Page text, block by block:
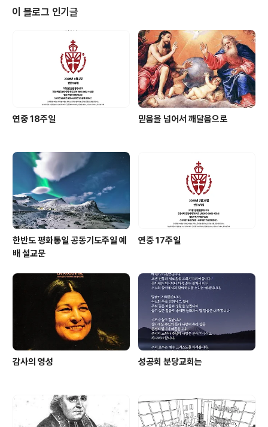
지난 두 주에 걸쳐 앞으로 2년간 교회를 위해 헌신할 교회
위원을 선출했습니다. 30일에 신자회장을 선출하고 사제
회장을 지명하면, 신자회장 사제회장 선출직 위원 4분, 당
연직 위원 2분 등 8분으로 교회위원회가 구성 됩니다. 신
자사역자는 의무봉사자로 교회위원들과 함께 섬기게 됩니
다. 신학자들은 16세기 종교개혁이 신자들..
이 블로그 인기글
연중 18주일 믿음을 넘어서 깨달음으로
한반도 평화통일 공동기도주일 예
배 설교문
연중 17주일
감사의 영성 성공회 분당교회는